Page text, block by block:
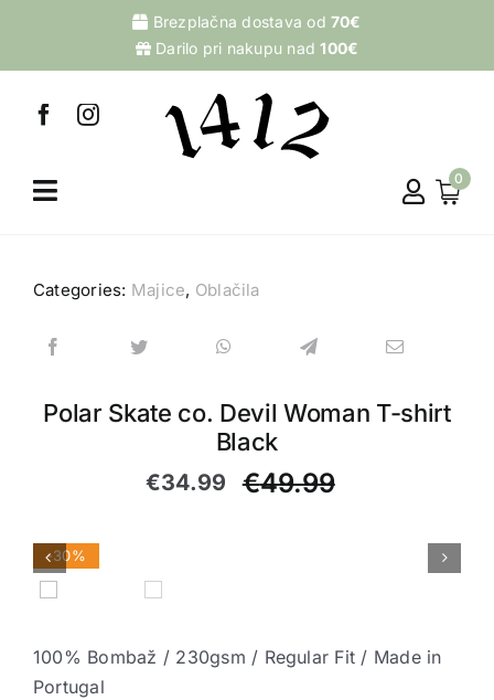
content
Brezplačna dostava od70€
Darilo pri nakupu nad100€
0
Categories: Majice, Oblačila
Polar Skate co. Devil Woman T-shirt
Black
€49.99
€34.99
-30%
 
100% Bombaž / 230gsm / Regular Fit / Made in
Portugal